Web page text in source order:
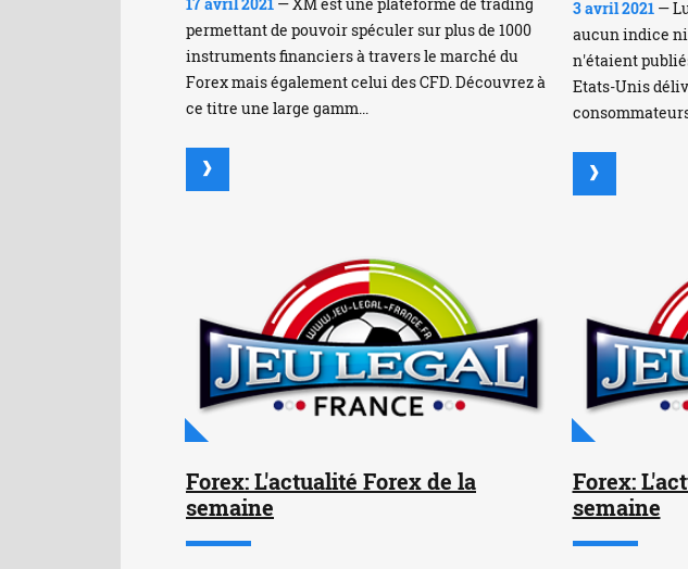
17 avril 2021 — XM est une plateforme de trading
permettant de pouvoir spéculer sur plus de 1000
instruments financiers à travers le marché du
Forex mais également celui des CFD. Découvrez à
ce titre une large gamm...
3 avril 2021—
aucun indice
n'étaient
Etats-Unis
Forex: L'actualité Forex de la
semaine
Forex:
semaine